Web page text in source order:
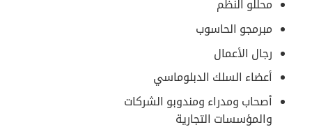
محللو النظم
مبرمجو الحاسوب
رجال الأعمال
أعضاء السلك الدبلوماسي
أصحاب ومدراء ومندوبو الشركات
والمؤسسات التجارية